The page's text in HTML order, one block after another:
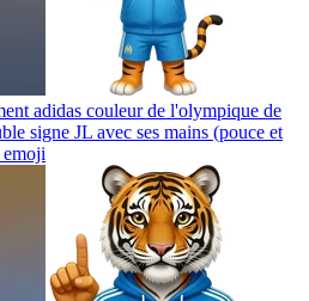
adidas couleur de l'olympique de
signe JL avec ses mains (pouce et
emoji